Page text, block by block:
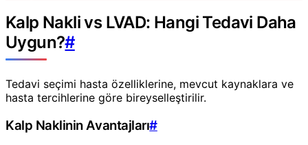
Kalp Nakli vs LVAD: Hangi Tedavi Daha
Uygun?#
Tedavi seçimi hasta özelliklerine, mevcut kaynaklara ve
hasta tercihlerine göre bireyselleştirilir.
Kalp Naklinin Avantajları#